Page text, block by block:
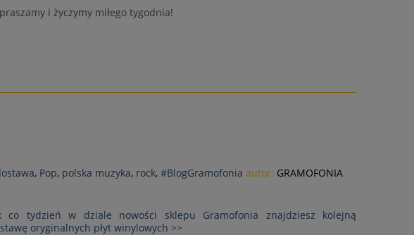
i życzymy miłego tygodnia!
, Pop, polska muzyka, rock, #BlogGramofonia autor: GRAMOFONIA
co tydzień w dziale nowości sklepu Gramofonia znajdziesz kolejną
oryginalnych płyt winylowych >>